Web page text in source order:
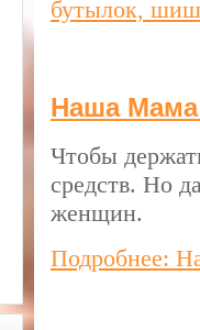
бутылок,
Наша
Чтобы
средств. Но
женщин.
Подробнее: